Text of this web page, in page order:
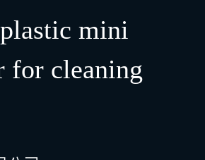
mini
for cleaning